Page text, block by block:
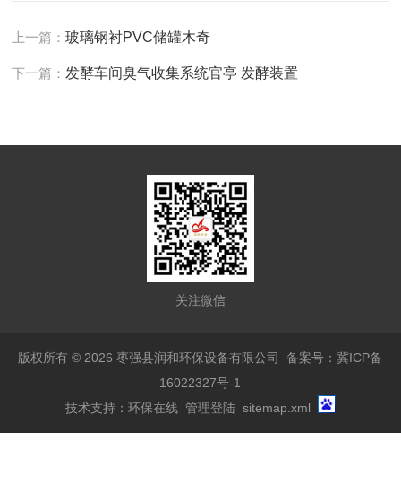
上一篇：玻璃钢衬PVC储罐木奇
下一篇： 发酵车间臭气收集系统官亭 发酵装置
关注微信
版权所有 © 2026 枣强县润和环保设备有限公司备案号：冀ICP备
16022327号-1
技术支持： 环保在线 管理登陆 sitemap.xml